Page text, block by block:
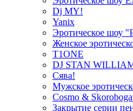
Dj MY!
Yanix
Эротическое шоу
Женское
T1ONE
DJ STAN
Сява!
Мужское
Cosmo &
Закрытие серии